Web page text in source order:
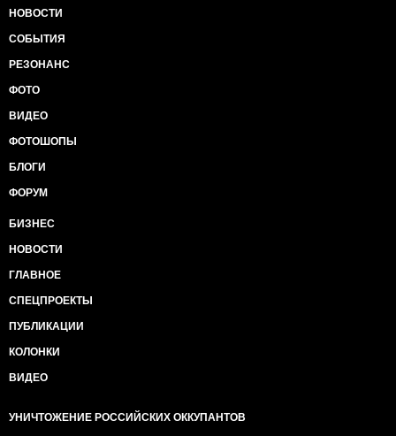
НОВОСТИ
СОБЫТИЯ
РЕЗОНАНС
ФОТО
ВИДЕО
ФОТОШОПЫ
БЛОГИ
ФОРУМ
БИЗНЕС
НОВОСТИ
ГЛАВНОЕ
СПЕЦПРОЕКТЫ
ПУБЛИКАЦИИ
КОЛОНКИ
ВИДЕО
УНИЧТОЖЕНИЕ РОССИЙСКИХ ОККУПАНТОВ